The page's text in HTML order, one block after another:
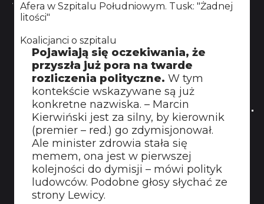
Afera w Szpitalu Południowym. Tusk: "Żadnej
litości"
Koalicjanci o szpitalu
Pojawiają się oczekiwania, że
przyszła już pora na twarde
rozliczenia polityczne. W tym
kontekście wskazywane są już
konkretne nazwiska. – Marcin
Kierwiński jest za silny, by kierownik
(premier – red.) go zdymisjonował.
Ale minister zdrowia stała się
memem, ona jest w pierwszej
kolejności do dymisji – mówi polityk
ludowców. Podobne głosy słychać ze
strony Lewicy.